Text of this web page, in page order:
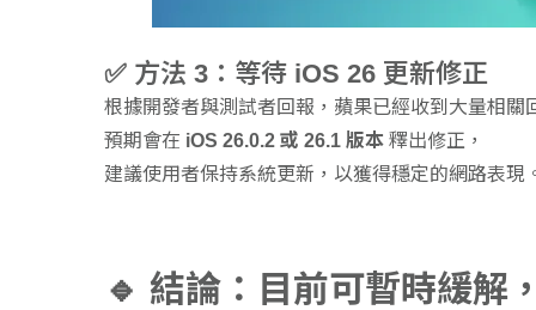
✅ 方法 3：等待 iOS 26 更新修正
根據開發者與測試者回報，蘋果已經收到大量相關
預期會在 iOS 26.0.2 或 26.1 版本 釋出修正，
建議使用者保持系統更新，以獲得穩定的網路表現
🔹 結論：目前可暫時緩解